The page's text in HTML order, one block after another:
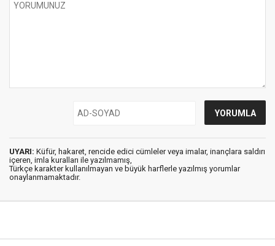
UYARI: Küfür, hakaret, rencide edici cümleler veya imalar, inançlara saldırı
içeren, imla kuralları ile yazılmamış,
Türkçe karakter kullanılmayan ve büyük harflerle yazılmış yorumlar
onaylanmamaktadır.